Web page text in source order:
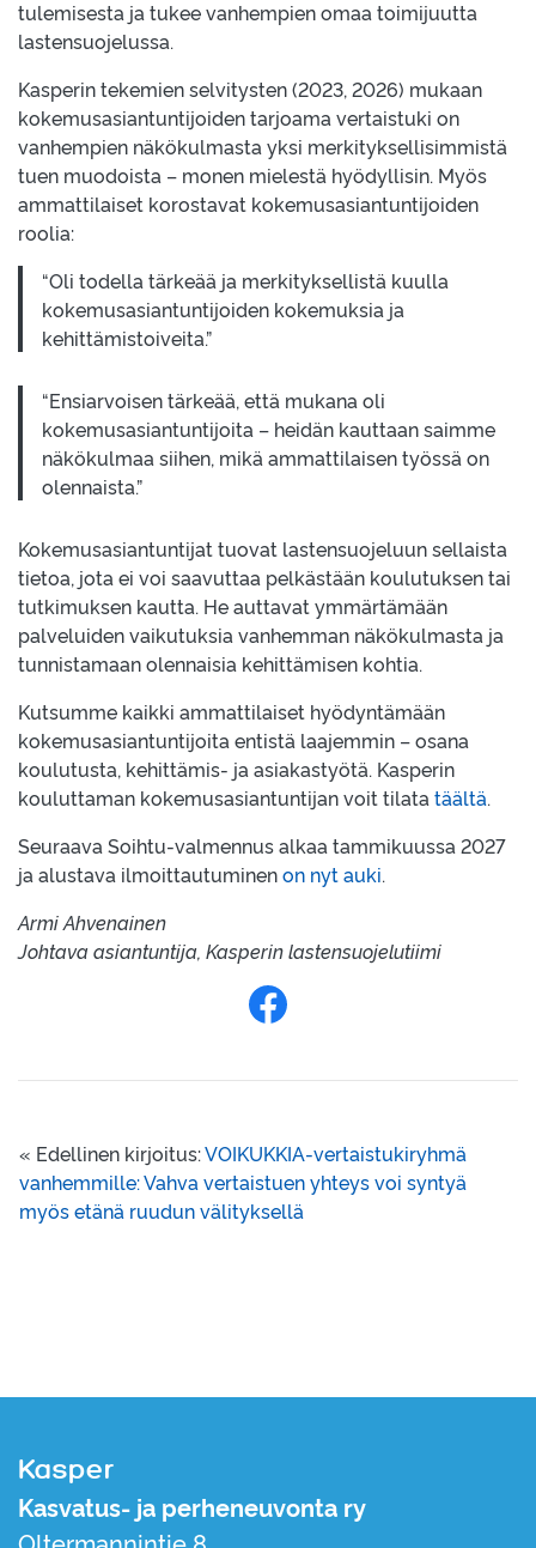
tulemisesta ja tukee vanhempien omaa toimijuutta
lastensuojelussa.
Kasperin tekemien selvitysten (2023, 2026) mukaan
kokemusasiantuntijoiden tarjoama vertaistuki on
vanhempien näkökulmasta yksi merkityksellisimmistä
tuen muodoista – monen mielestä hyödyllisin. Myös
ammattilaiset korostavat kokemusasiantuntijoiden
roolia:
“Oli todella tärkeää ja merkityksellistä kuulla
kokemusasiantuntijoiden kokemuksia ja
kehittämistoiveita.”
“Ensiarvoisen tärkeää, että mukana oli
kokemusasiantuntijoita – heidän kauttaan saimme
näkökulmaa siihen, mikä ammattilaisen työssä on
olennaista.”
Kokemusasiantuntijat tuovat lastensuojeluun sellaista
tietoa, jota ei voi saavuttaa pelkästään koulutuksen tai
tutkimuksen kautta. He auttavat ymmärtämään
palveluiden vaikutuksia vanhemman näkökulmasta ja
tunnistamaan olennaisia kehittämisen kohtia.
Kutsumme kaikki ammattilaiset hyödyntämään
kokemusasiantuntijoita entistä laajemmin – osana
koulutusta, kehittämis- ja asiakastyötä. Kasperin
kouluttaman kokemusasiantuntijan voit tilata täältä.
Seuraava Soihtu-valmennus alkaa tammikuussa 2027
ja alustava ilmoittautuminenon nyt auki.
Armi Ahvenainen
Johtava asiantuntija, Kasperin lastensuojelutiimi
« Edellinen kirjoitus:VOIKUKKIA-vertaistukiryhmä
vanhemmille: Vahva vertaistuen yhteys voi syntyä
myös etänä ruudun välityksellä
Kasper
Kasvatus- ja perheneuvonta ry